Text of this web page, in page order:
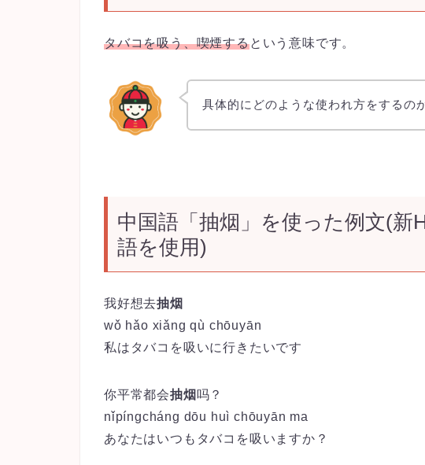
タバコを吸う、喫煙するという意味です。
具体的にどのような使われ方をするの
中国語「抽烟」を使った例文(新
語を使用)
我好想去抽烟
wǒ hǎo xiǎngqù chōuyān
私はタバコを吸いに行きたいです
你平常都会抽烟 吗？
nǐpíngcháng dōu huìchōuyān ma
あなたはいつもタバコを吸いますか？